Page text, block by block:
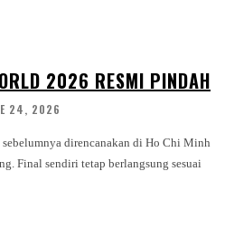
2026 RESMI PINDAH
24, 2026
direncanakan di Ho Chi Minh
Final sendiri tetap berlangsung sesuai